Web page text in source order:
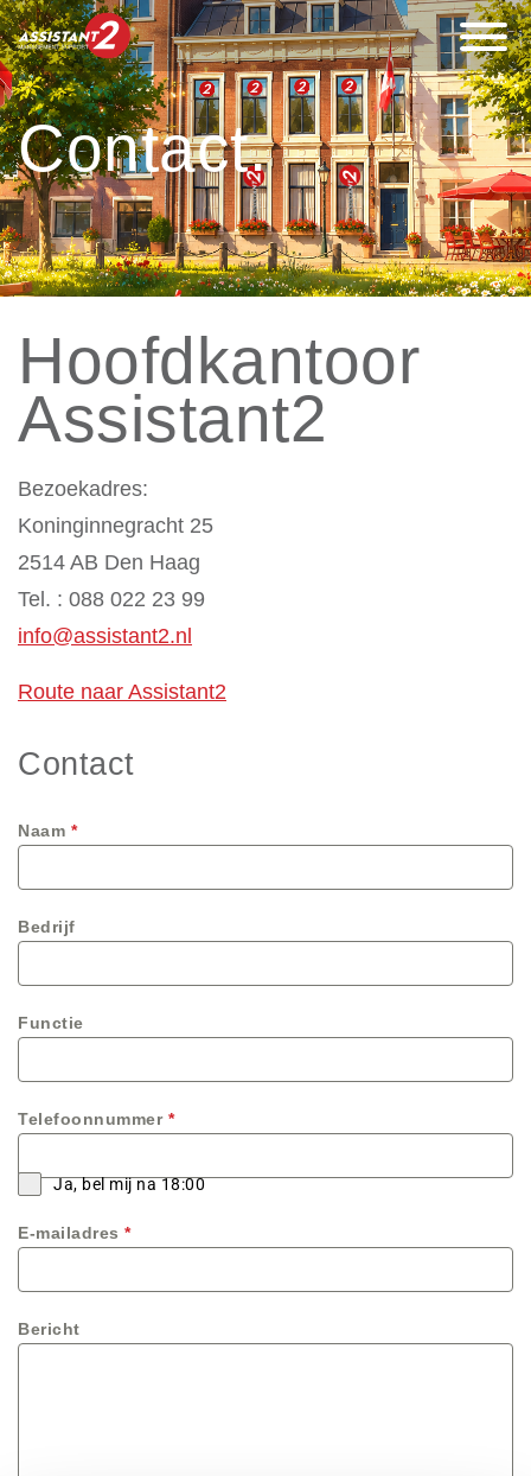
Contact.
Hoofdkantoor
Assistant2
Bezoekadres:
Koninginnegracht 25
2514 AB Den Haag
Tel. : 088 022 23 99
info@assistant2.nl
Route naar Assistant2
Contact
Naam *
Bedrijf
Functie
Telefoonnummer *
Ja, bel mij na 18:00
E-mailadres *
Bericht